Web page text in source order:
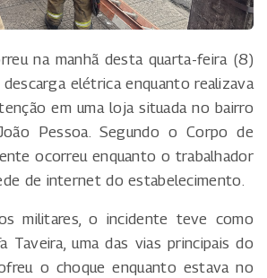
na manhã desta quarta-feira (8)
elétrica enquanto realizava
em uma loja situada no bairro
Pessoa. Segundo o Corpo de
ocorreu enquanto o trabalhador
de internet do estabelecimento.
militares, o incidente teve como
Taveira, uma das vias principais do
o choque enquanto estava no